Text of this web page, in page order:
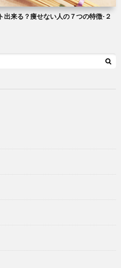
来る？痩せない人の７つの特徴-２